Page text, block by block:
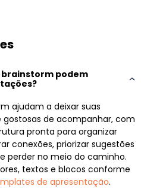
brainstorm podem
ajudam a deixar suas
de acompanhar, com
pronta para organizar
conexões, priorizar sugestões
perder no meio do caminho.
textos e blocos conforme
de apresentação.